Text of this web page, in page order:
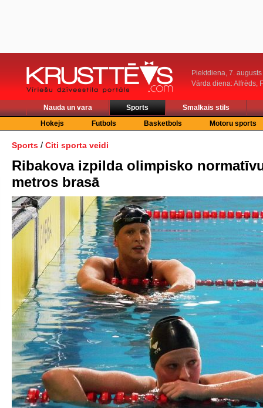
Piektdiena, 7. augusts
Vārda diena: Alfrēds,
Nauda un vara Sports
Smalkais stils
Hokejs
Futbols Basketbols Motoru sports
Sports / Citi sporta veidi
Ribakova izpilda olimpisko
metros brasā